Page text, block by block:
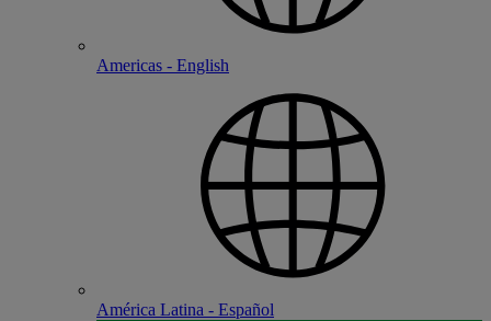
Americas - English
América Latina - Español